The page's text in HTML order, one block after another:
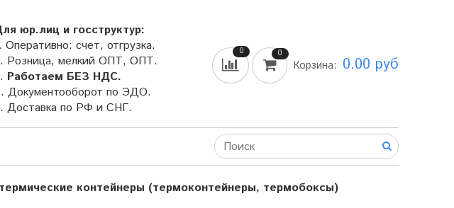
юр.лиц и госструктур:
Оперативно: счет, отгрузка.
Розница, мелкий ОПТ, ОПТ.
Работаем БЕЗ НДС.
Документооборот по ЭДО.
Доставка по РФ и СНГ.
0 0
Корзина: 0.00 руб
контейнеры (термоконтейнеры, термобоксы)